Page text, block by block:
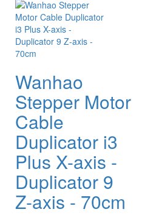
Wanhao
Stepper Motor
Cable
Duplicator i3
Plus X-axis -
Duplicator 9
Z-axis - 70cm